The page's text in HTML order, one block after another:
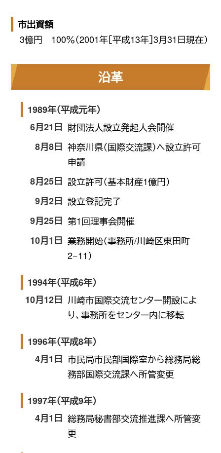
市出資額
3億円 100％（2001年［平成13年］3月31日現在）
沿革
1989年（平成元年）
6月21日 財団法人設立発起人会開催
8月8日 神奈川県（国際交流課）へ設立許可
申請
8月25日 設立許可（基本財産1億円）
9月2日 設立登記完了
9月25日 第1回理事会開催
10月1日 業務開始（事務所/川崎区東田町
2−11）
1994年（平成6年）
10月12日 川崎市国際交流センター開設によ
り、事務所をセンター内に移転
1996年（平成8年）
4月1日 市民局市民部国際室から総務局総
務部国際交流課へ所管変更
1997年（平成9年）
4月1日 総務局秘書部交流推進課へ所管変
更